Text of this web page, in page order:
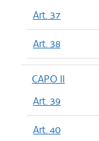
Art. 37
Art. 38
CAPO II
Art. 39
Art. 40